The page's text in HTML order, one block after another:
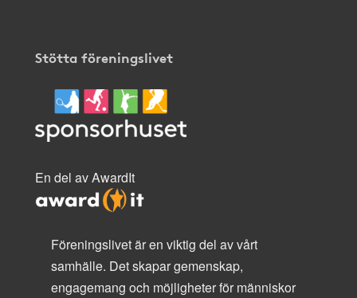
Stötta föreningslivet
En del av AwardIt
Föreningslivet är en viktig del av vårt
samhälle. Det skapar gemenskap,
engagemang och möjligheter för människor